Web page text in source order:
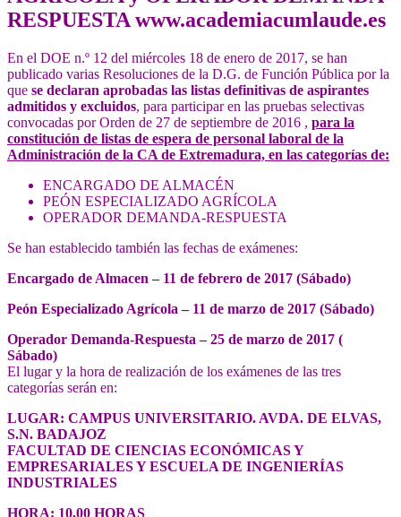
RESPUESTA www.academiacumlaude.es
En el DOE n.º 12 del miércoles 18 de enero de 2017, se han
publicado varias Resoluciones de la D.G. de Función Pública por la
que se declaran aprobadas las listas definitivas de aspirantes
admitidos y excluidos, para participar en las pruebas selectivas
convocadas por Orden de 27 de septiembre de 2016 , para la
constitución de listas de espera de personal laboral de la
Administración de la CA de Extremadura, en las categorías de:
ENCARGADO DE ALMACÉN
PEÓN ESPECIALIZADO AGRÍCOLA
OPERADOR DEMANDA-RESPUESTA
Se han establecido también las fechas de exámenes:
Encargado de Almacen – 11 de febrero de 2017 (Sábado)
Peón Especializado Agrícola – 11 de marzo de 2017 (Sábado)
Operador Demanda-Respuesta – 25 de marzo de 2017 (
Sábado)
El lugar y la hora de realización de los exámenes de las tres
categorías serán en:
LUGAR: CAMPUS UNIVERSITARIO. AVDA. DE ELVAS,
S.N. BADAJOZ
FACULTAD DE CIENCIAS ECONÓMICAS Y
EMPRESARIALES Y ESCUELA DE INGENIERÍAS
INDUSTRIALES
HORA: 10,00 HORAS